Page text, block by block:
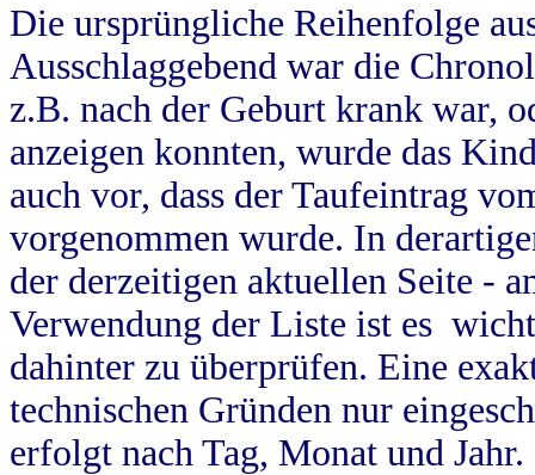
Die ursprüngliche Reihenfolge
Ausschlaggebend war die
z.B. nach der Geburt krank war,
anzeigen konnten, wurde das
auch vor, dass der Taufeintrag
vorgenommen wurde. In
der derzeitigen aktuellen Seite -
Verwendung der Liste ist es
dahinter zu überprüfen. Eine
technischen Gründen nur
erfolgt nach Tag, Monat und Jahr.